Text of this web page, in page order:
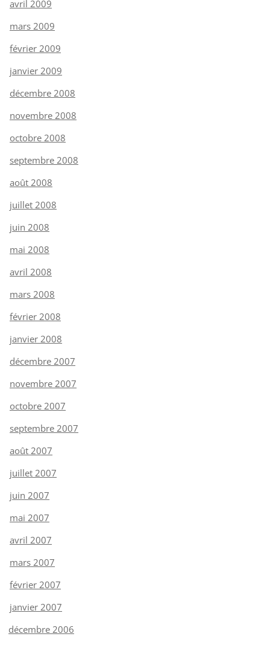
avril 2009
mars 2009
février 2009
janvier 2009
décembre 2008
novembre 2008
octobre 2008
septembre 2008
août 2008
juillet 2008
juin 2008
mai 2008
avril 2008
mars 2008
février 2008
janvier 2008
décembre 2007
novembre 2007
octobre 2007
septembre 2007
août 2007
juillet 2007
juin 2007
mai 2007
avril 2007
mars 2007
février 2007
janvier 2007
décembre 2006